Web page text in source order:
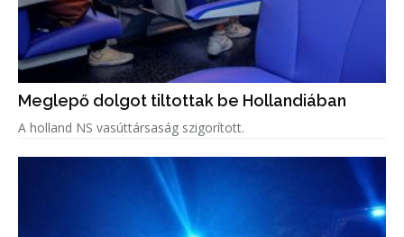
Meglepő dolgot tiltottak be Hollandiában
A holland NS vasúttársaság szigorított.